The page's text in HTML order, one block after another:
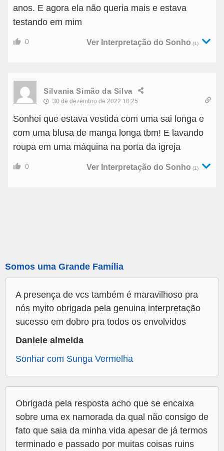
anos. E agora ela não queria mais e estava
testando em mim
0 Ver Interpretação do Sonho (1)
Silvania Simão da Silva
30 de dezembro de 2022 10:25
Sonhei que estava vestida com uma sai longa e
com uma blusa de manga longa tbm! E lavando
roupa em uma máquina na porta da igreja
0 Ver Interpretação do Sonho (1)
Somos uma Grande Família
A presença de vcs também é maravilhoso pra
nós myito obrigada pela genuina interpretação
sucesso em dobro pra todos os envolvidos
Daniele almeida
Sonhar com Sunga Vermelha
Obrigada pela resposta acho que se encaixa
sobre uma ex namorada da qual não consigo de
fato que saia da minha vida apesar de já termos
terminado e passado por muitas coisas ruins